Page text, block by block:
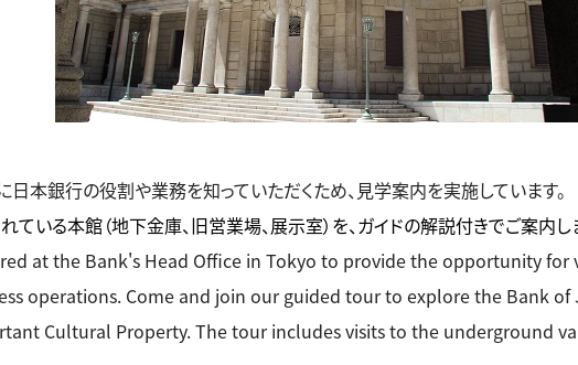
日本銀行の役割や業務を知っていただくため、見学案内を実施しています。
いる本館（地下金庫、旧営業場、展示室）を、ガイドの解説付きでご案内し
at the Bank's Head Office in Tokyo to provide the opportunity
operations. Come and join our guided tour to explore the Bank of
Cultural Property. The tour includes visits to the underground